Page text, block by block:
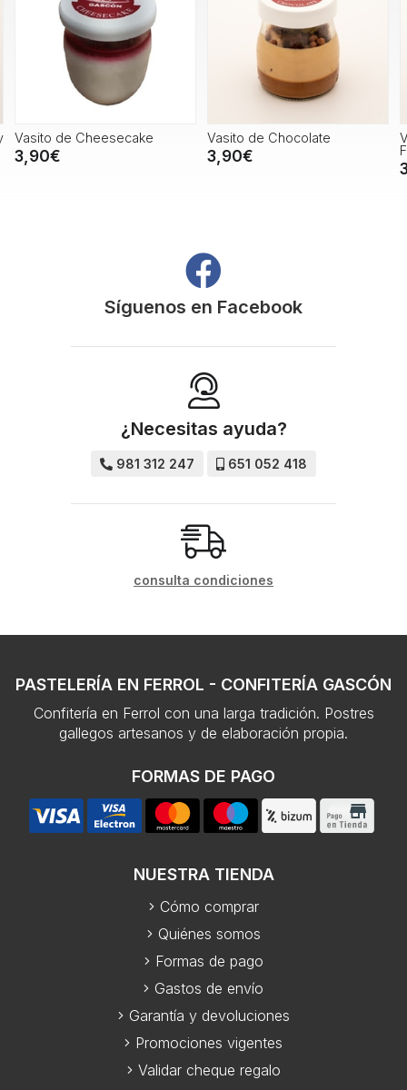
de Cheesecake Vasito de Chocolate
3,90€
Síguenos en Facebook
¿Necesitas ayuda?
981 312 247 651 052 418
consulta condiciones
PASTELERÍA EN FERROL - CONFITERÍA GASCÓN
Confitería en Ferrol con una larga tradición. Postres
gallegos artesanos y de elaboración propia.
FORMAS DE PAGO
NUESTRA TIENDA
Cómo comprar
Quiénes somos
Formas de pago
Gastos de envío
Garantía y devoluciones
Promociones vigentes
Validar cheque regalo